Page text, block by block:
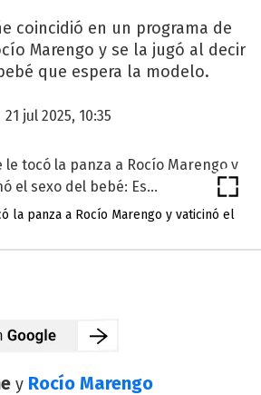
coincidió en un programa de
Marengo y se la jugó al decir
que espera la modelo.
21 jul 2025, 10:35
la panza a Rocío Marengo y vaticinó el
y Rocío Marengo